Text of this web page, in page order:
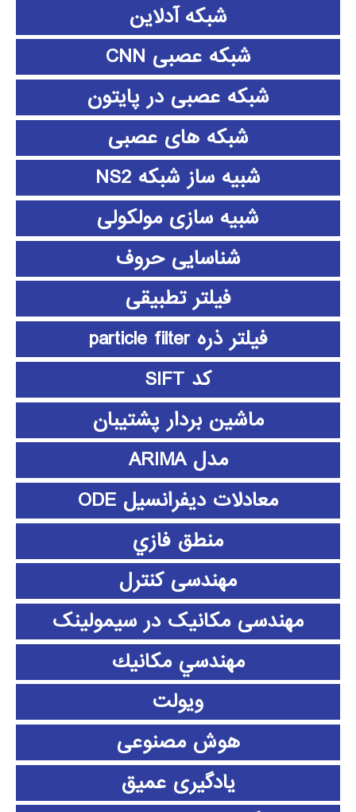
شبکه آدلاین
شبکه عصبی CNN
شبکه عصبی در پایتون
شبکه های عصبی
شبیه ساز شبکه NS2
شبیه سازی مولکولی
شناسایی حروف
فیلتر تطبیقی
فیلتر ذره particle filter
کد SIFT
ماشین بردار پشتیبان
مدل ARIMA
معادلات دیفرانسیل ODE
منطق فازي
مهندسی کنترل
مهندسی مکانیک در سیمولینک
مهندسي مكانيك
ویولت
هوش مصنوعی
یادگیری عمیق